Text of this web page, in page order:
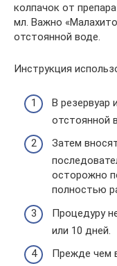
колпачок от
мл. Важно
отстоянной воде.
Инструкция
В резервуар
отстоянной
Затем
осторожно
полностью
Процедуру
или 10 дней.
Прежде чем